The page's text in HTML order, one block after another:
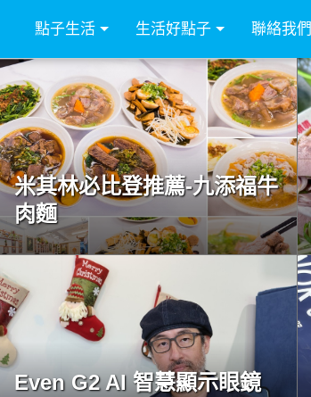
點子生活 生活好點子 聯絡我們
米其林必比登推薦-九添福牛
肉麵
Even G2 AI 智慧顯示眼鏡